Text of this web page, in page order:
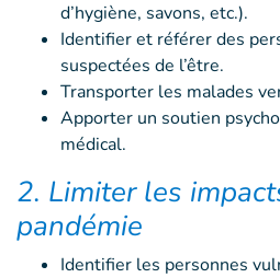
d’hygiène, savons, etc.).
Identifier et référer des
suspectées de l’être.
Transporter les malades
Apporter un soutien
médical.
2. Limiter les
pandémie
Identifier les personnes